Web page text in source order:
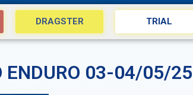
DRAGSTER TRIAL
03-04/05/25